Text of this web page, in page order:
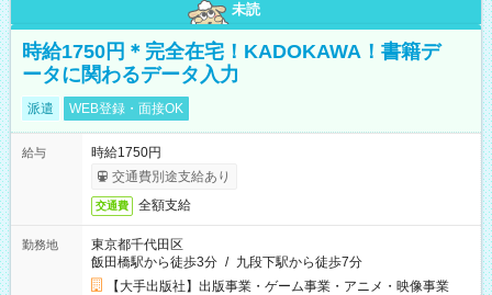
未読
時給1750円＊完全在宅！KADOKAWA！書籍デ
ータに関わるデータ入力
派遣 WEB登録・面接OK
給与
時給1750円
交通費別途支給あり
交通費 全額支給
勤務地
東京都千代田区
飯田橋駅から徒歩3分 / 九段下駅から徒歩7分
【大手出版社】出版事業・ゲーム事業・アニメ・映像事業